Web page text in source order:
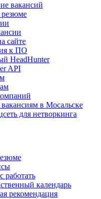
вакансий
сайте
к ПО
HeadHunter
API
в Мосальске
для нетворкинга
работать
календарь
рекомендация